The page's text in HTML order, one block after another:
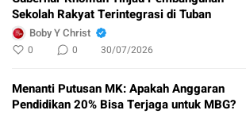
Sekolah Rakyat Terintegrasi di Tuban
Boby Y Christ
0 0 30/07/2026
Menanti Putusan MK: Apakah Anggaran
Pendidikan 20% Bisa Terjaga untuk MBG?